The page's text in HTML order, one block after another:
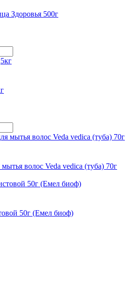
Здоровья 500г
волос Veda vedica (туба) 70г
50г (Емел биоф)